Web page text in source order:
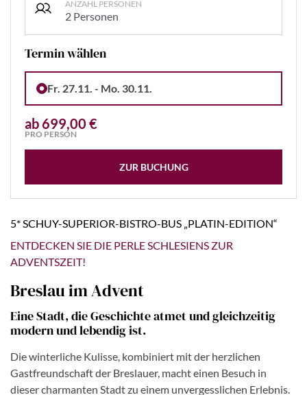
ANZAHL PERSONEN
2 Personen
Termin wählen
Fr. 27.11. - Mo. 30.11.
ab 699,00 €
PRO PERSON
ZUR BUCHUNG
5* SCHUY-SUPERIOR-BISTRO-BUS „PLATIN-EDITION“
ENTDECKEN SIE DIE PERLE SCHLESIENS ZUR
ADVENTSZEIT!
Breslau im Advent
Eine Stadt, die Geschichte atmet und gleichzeitig
modern und lebendig ist.
Die winterliche Kulisse, kombiniert mit der herzlichen
Gastfreundschaft der Breslauer, macht einen Besuch in
dieser charmanten Stadt zu einem unvergesslichen Erlebnis.